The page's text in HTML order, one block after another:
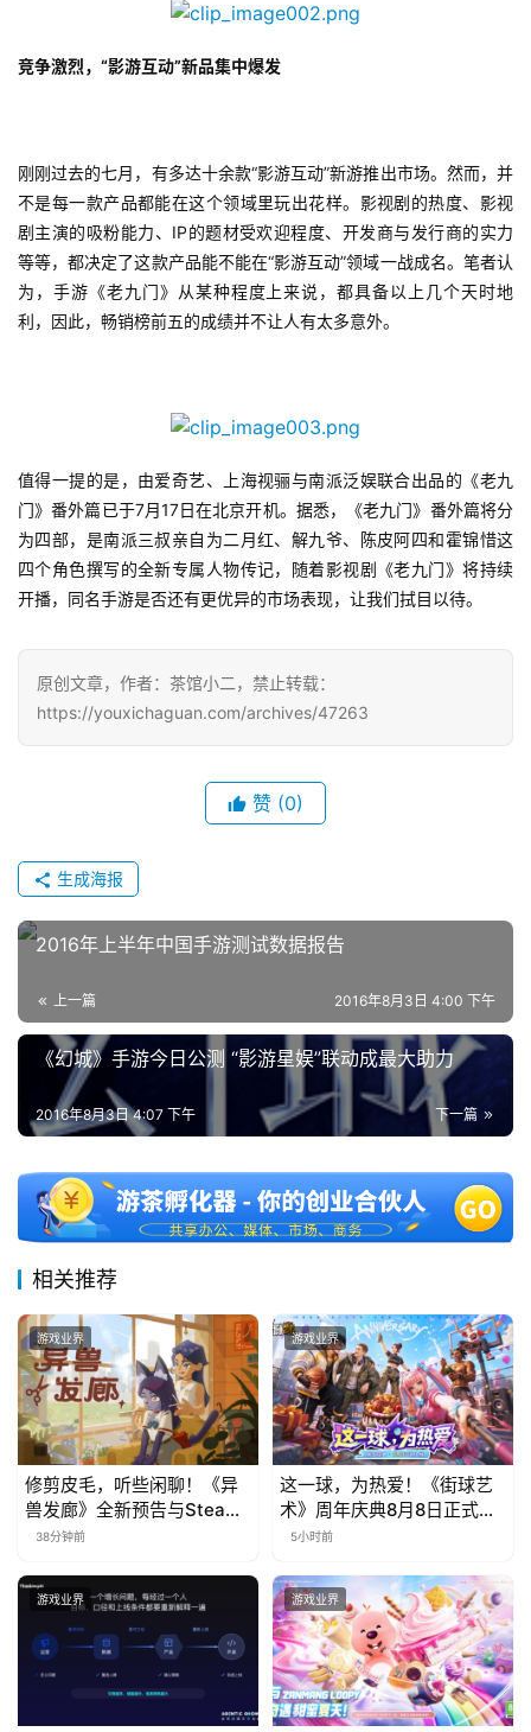
机
单
机
游
戏
2
0
2
5
第
届
金
7
月
0
日
游
对
接
会
上
海
站
中
文
中
竞争激烈，“影游互动”新品集中爆发
刚刚过去的七月，有多达十余款“影游互动”新游推出市场。然而，并
不是每一款产品都能在这个领域里玩出花样。影视剧的热度、影视
剧主演的吸粉能力、IP的题材受欢迎程度、开发商与发行商的实力
等等，都决定了这款产品能不能在“影游互动”领域一战成名。笔者认
为，手游《老九门》从某种程度上来说，都具备以上几个天时地
利，因此，畅销榜前五的成绩并不让人有太多意外。
值得一提的是，由爱奇艺、上海视骊与南派泛娱联合出品的《老九
门》番外篇已于7月17日在北京开机。据悉，《老九门》番外篇将分
为四部，是南派三叔亲自为二月红、解九爷、陈皮阿四和霍锦惜这
四个角色撰写的全新专属人物传记，随着影视剧《老九门》将持续
开播，同名手游是否还有更优异的市场表现，让我们拭目以待。
原创文章，作者：茶馆小二，禁止转载：
https://youxichaguan.com/archives/47263
赞 (0)
生成海报
2016年上半年中国手游测试数据报告
上一篇 2016年8月3日 4:00 下午
《幻城》手游今日公测 “影游星娱”联动成最大助力
下一篇
2016年8月3日 4:07 下午
相关推荐
游戏业界
修剪皮毛，听些闲聊！《异
兽发廊》全新预告与Steam
免费试玩公开
38分钟前
游戏业界
这一球，为热爱！《街球艺
术》周年庆典8月8日正式上
线，多重福利与全新内容同
5小时前
游戏业界 游戏业界